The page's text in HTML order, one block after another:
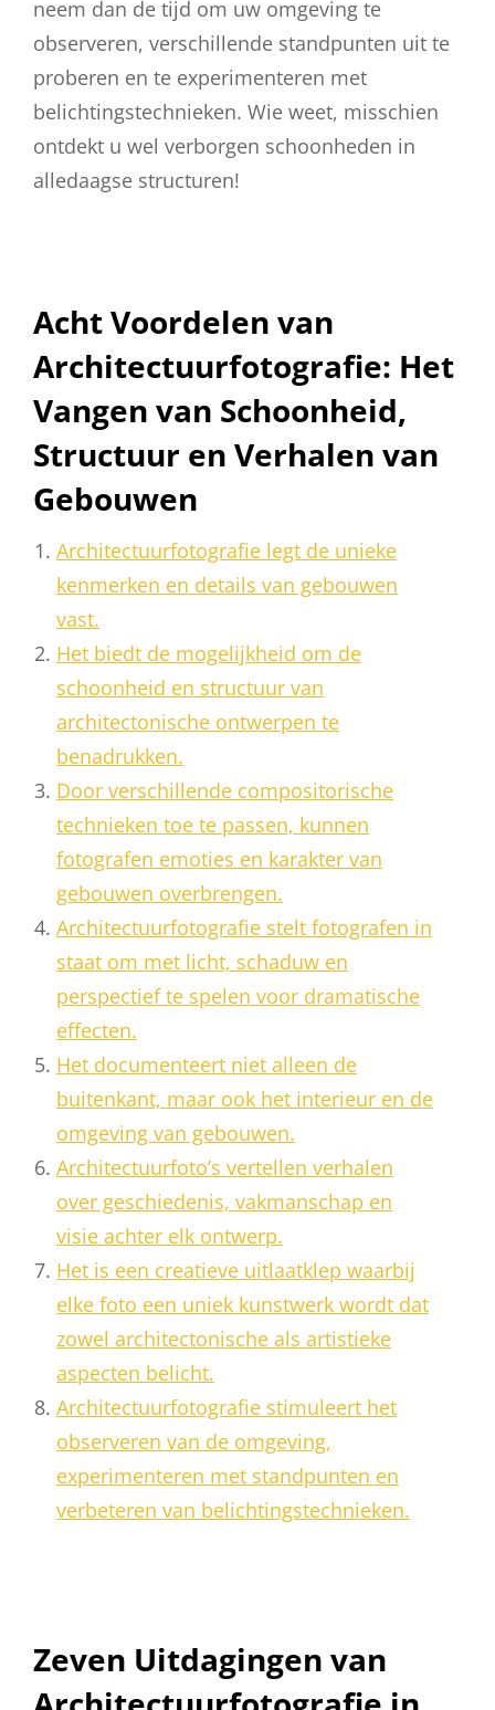
neem dan de tijd om uw omgeving te
observeren, verschillende standpunten uit te
proberen en te experimenteren met
belichtingstechnieken. Wie weet, misschien
ontdekt u wel verborgen schoonheden in
alledaagse structuren!
Acht Voordelen van
Architectuurfotografie: Het
Vangen van Schoonheid,
Structuur en Verhalen van
Gebouwen
Architectuurfotografie legt de unieke
kenmerken en details van gebouwen
vast.
Het biedt de mogelijkheid om de
schoonheid en structuur van
architectonische ontwerpen te
benadrukken.
Door verschillende compositorische
technieken toe te passen, kunnen
fotografen emoties en karakter van
gebouwen overbrengen.
Architectuurfotografie stelt fotografen in
staat om met licht, schaduw en
perspectief te spelen voor dramatische
effecten.
Het documenteert niet alleen de
buitenkant, maar ook het interieur en de
omgeving van gebouwen.
Architectuurfoto’s vertellen verhalen
over geschiedenis, vakmanschap en
visie achter elk ontwerp.
Het is een creatieve uitlaatklep waarbij
elke foto een uniek kunstwerk wordt dat
zowel architectonische als artistieke
aspecten belicht.
Architectuurfotografie stimuleert het
observeren van de omgeving,
experimenteren met standpunten en
verbeteren van belichtingstechnieken.
Zeven Uitdagingen van